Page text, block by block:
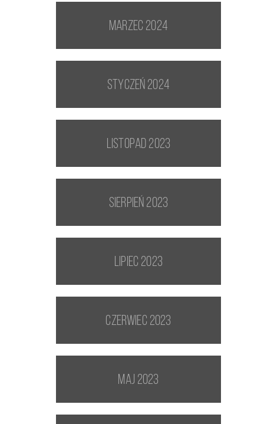
marzec 2024
styczeń 2024
listopad 2023
sierpień 2023
lipiec 2023
czerwiec 2023
maj 2023